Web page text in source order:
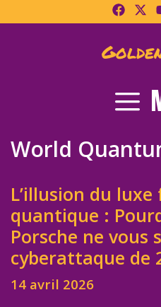
to
World
L’illusion du luxe
quantique :
Porsche ne vous
cyberattaque de
14 avril 2026